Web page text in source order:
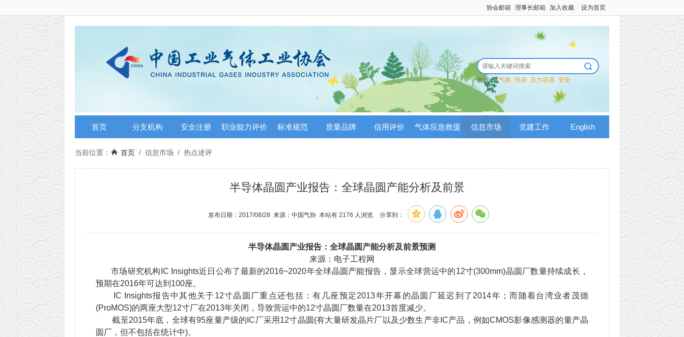
设为首页
加入收藏
理事长邮箱
协会邮箱
热搜： 气体 培训 压力容器 安全
首页 分支机构 安全注册 职业能力评价 标准规范 质量品牌 信用评价 气体应急救援 信息市场 党建工作 English
当前位置： 首页 / 信息市场 / 热点述评
半导体晶圆产业报告：全球晶圆产能分析及前景
发布日期：2017/08/28 来源：中国气协 本站有 2176 人浏览 分享到：
半导体晶圆产业报告：全球晶圆产能分析及前景预测
来源：电子工程网
市场研究机构IC Insights近日公布了最新的2016~2020年全球晶圆 产能报告，显示全球营运中的12寸(300mm)晶圆 厂数量持续成长，
预期在2016年可达到100座。
IC Insights报告中其他关于12寸晶圆 厂重点还包括：有几座预定2013年开幕的晶圆厂延迟到了2014年；而随着台湾业者茂德
(ProMOS)的两座大型12寸厂在2013年关闭，导致营运中的12寸晶圆厂数量在2013首度减少。
截至2015年底，全球有95座量产级的IC厂采用12寸晶圆(有大量研发晶片厂以及少数生产非IC产品，例如CMOS影像感测器的量产晶
圆厂，但不包括在统计中)。